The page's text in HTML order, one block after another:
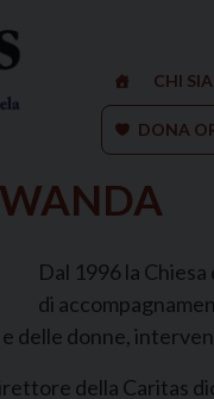
CHI
DONA
Dal 1996 la
di
delle donne,
della Caritas